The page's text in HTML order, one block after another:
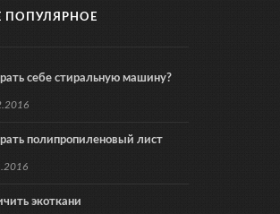
ПОПУЛЯРНОЕ
себе стиральную машину?
полипропиленовый лист
экоткани